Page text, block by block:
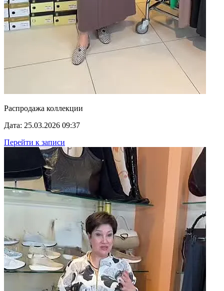
Распродажа коллекции
Дата: 25.03.2026 09:37
Перейти к записи